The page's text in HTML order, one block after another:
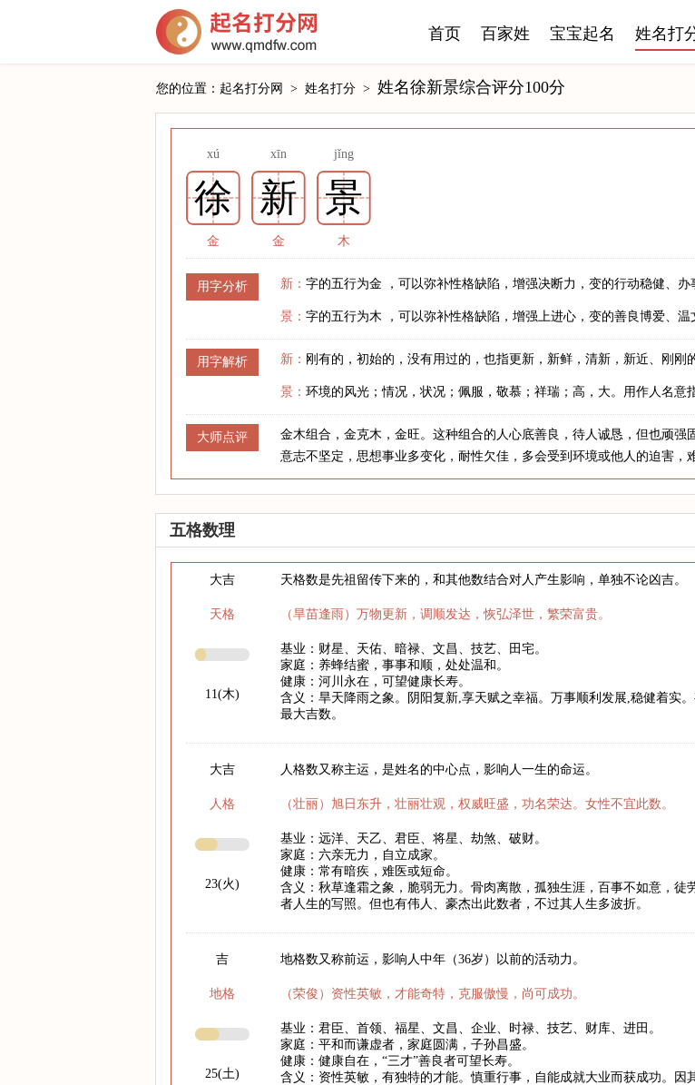
首页 百家姓 宝宝起名 姓名打
您的位置： 起名打分网 > 姓名打分 > 姓名徐新景综合评分100分
xú xīn jǐng
徐 新 景
金 金 木
用字分析 新： 字的五行为金 ，可以弥补性格缺陷，增强决断力，变的行动稳健、办
景： 字的五行为木 ，可以弥补性格缺陷，增强上进心，变的善良博爱、温
用字解析 新： 刚有的，初始的，没有用过的，也指更新，新鲜，清新，新近、刚刚
景： 环境的风光；情况，状况；佩服，敬慕；祥瑞；高，大。用作人名意
大师点评
金木组合，金克木，金旺。这种组合的人心底善良，待人诚恳，但也顽
意志不坚定，思想事业多变化，耐性欠佳，多会受到环境或他人的迫害，
五格数理
大吉
天格
11(木)
天格数是先祖留传下来的，和其他数结合对人产生影响，单独不论凶吉。
（旱苗逢雨）万物更新，调顺发达，恢弘泽世，繁荣富贵。
基业：财星、天佑、暗禄、文昌、技艺、田宅。
家庭：养蜂结蜜，事事和顺，处处温和。
健康：河川永在，可望健康长寿。
含义：旱天降雨之象。阴阳复新,享天赋之幸福。万事顺利发展,稳健着实
最大吉数。
大吉
人格
23(火)
人格数又称主运，是姓名的中心点，影响人一生的命运。
（壮丽）旭日东升，壮丽壮观，权威旺盛，功名荣达。女性不宜此数。
基业：远洋、天乙、君臣、将星、劫煞、破财。
家庭：六亲无力，自立成家。
健康：常有暗疾，难医或短命。
含义：秋草逢霜之象，脆弱无力。骨肉离散，孤独生涯，百事不如意，
者人生的写照。但也有伟人、豪杰出此数者，不过其人生多波折。
吉
地格
25(土)
地格数又称前运，影响人中年（36岁）以前的活动力。
（荣俊）资性英敏，才能奇特，克服傲慢，尚可成功。
基业：君臣、首领、福星、文昌、企业、时禄、技艺、财库、进田。
家庭：平和而谦虚者，家庭圆满，子孙昌盛。
健康：健康自在，“三才”善良者可望长寿。
含义：资性英敏，有独特的才能。慎重行事，自能成就大业而获成功。